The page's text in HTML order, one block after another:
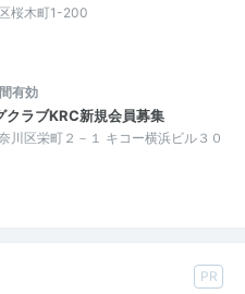
桜木町1-200
有効
クラブKRC新規会員募集
川区栄町２－１ キコー横浜ビル３０
PR